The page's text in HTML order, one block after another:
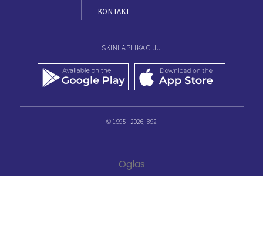
KONTAKT
SKINI APLIKACIJU
© 1995 - 2026, B92